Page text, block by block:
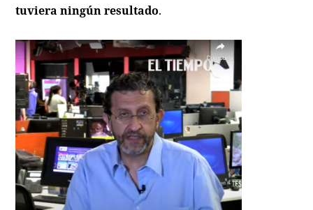
tuviera ningún resultado.